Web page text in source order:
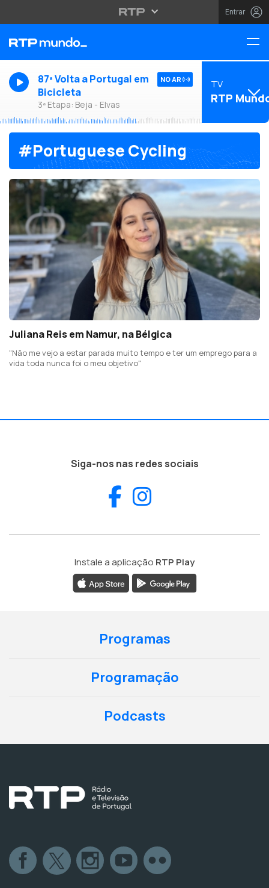
Entrar
87ª Volta a Portugal em
Bicicleta
3ª Etapa: Beja - Elvas
NO AR TV
RTP
#Portuguese Cycling
Juliana Reis em Namur, na Bélgica
"Não me vejo a estar parada muito tempo e ter um emprego para a
vida toda nunca foi o meu objetivo"
Siga-nos nas redes sociais
Facebook
Instale a aplicação RTP Play
Programas
Programação
Podcasts